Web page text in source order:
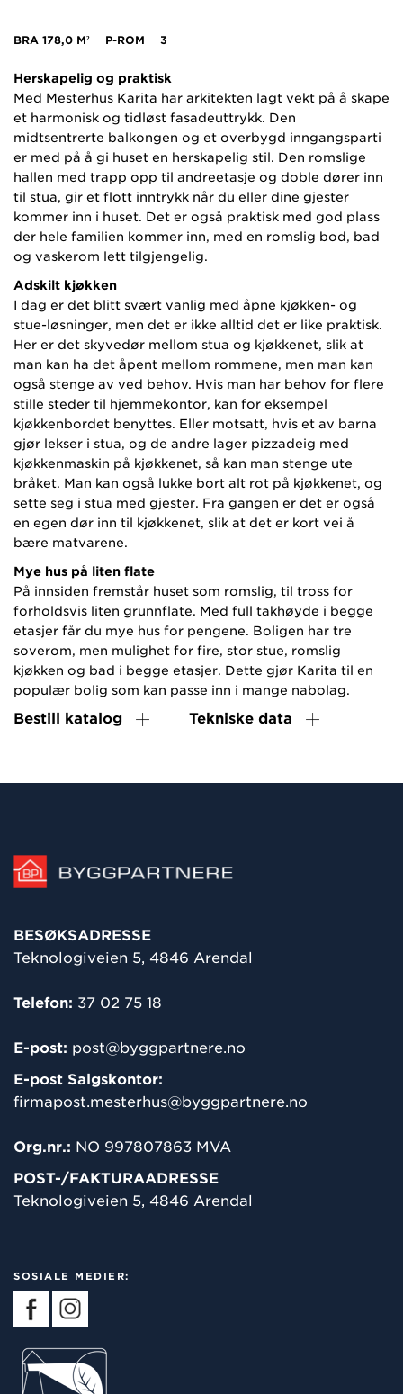
BRA 178,0 M² P-ROM 3
Herskapelig og praktisk
Med Mesterhus Karita har arkitekten lagt vekt på å skape
et harmonisk og tidløst fasadeuttrykk. Den
midtsentrerte balkongen og et overbygd inngangsparti
er med på å gi huset en herskapelig stil. Den romslige
hallen med trapp opp til andreetasje og doble dører inn
til stua, gir et flott inntrykk når du eller dine gjester
kommer inn i huset. Det er også praktisk med god plass
der hele familien kommer inn, med en romslig bod, bad
og vaskerom lett tilgjengelig.
Adskilt kjøkken
I dag er det blitt svært vanlig med åpne kjøkken- og
stue-løsninger, men det er ikke alltid det er like praktisk.
Her er det skyvedør mellom stua og kjøkkenet, slik at
man kan ha det åpent mellom rommene, men man kan
også stenge av ved behov. Hvis man har behov for flere
stille steder til hjemmekontor, kan for eksempel
kjøkkenbordet benyttes. Eller motsatt, hvis et av barna
gjør lekser i stua, og de andre lager pizzadeig med
kjøkkenmaskin på kjøkkenet, så kan man stenge ute
bråket. Man kan også lukke bort alt rot på kjøkkenet, og
sette seg i stua med gjester. Fra gangen er det er også
en egen dør inn til kjøkkenet, slik at det er kort vei å
bære matvarene.
Mye hus på liten flate
På innsiden fremstår huset som romslig, til tross for
forholdsvis liten grunnflate. Med full takhøyde i begge
etasjer får du mye hus for pengene. Boligen har tre
soverom, men mulighet for fire, stor stue, romslig
kjøkken og bad i begge etasjer. Dette gjør Karita til en
populær bolig som kan passe inn i mange nabolag.
Bestill katalog Tekniske data
BESØKSADRESSE
Teknologiveien 5, 4846 Arendal
Telefon: 37 02 75 18
E-post: post@byggpartnere.no
E-post Salgskontor:
firmapost.mesterhus@byggpartnere.no
Org.nr.: NO 997807863 MVA
POST-/FAKTURAADRESSE
Teknologiveien 5, 4846 Arendal
SOSIALE MEDIER: